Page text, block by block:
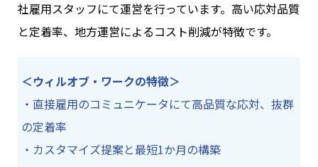
社雇用スタッフにて運営を行っています。高い応対品質
と定着率、地方運営によるコスト削減が特徴です。
＜ウィルオブ・ワークの特徴＞
・直接雇用のコミュニケータにて高品質な応対、抜群
の定着率
・カスタマイズ提案と最短1か月の構築